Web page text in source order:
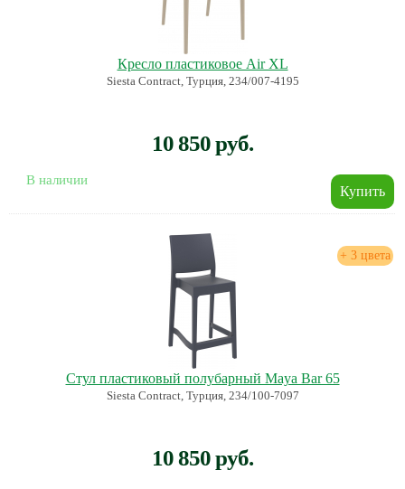
Кресло пластиковое Air XL
Siesta Contract, Турция, 234/007-4195
10 850 руб.
В наличии
+ 3 цвета
Стул пластиковый полубарный Maya Bar 65
Siesta Contract, Турция, 234/100-7097
10 850 руб.